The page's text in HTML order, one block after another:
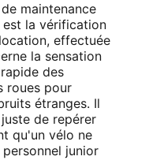
maintenance
est la vérification
effectuée
la sensation
des
roues pour
étranges. Il
de repérer
qu'un vélo ne
junior